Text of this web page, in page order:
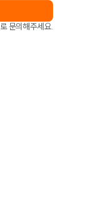
로 문의해주세요.